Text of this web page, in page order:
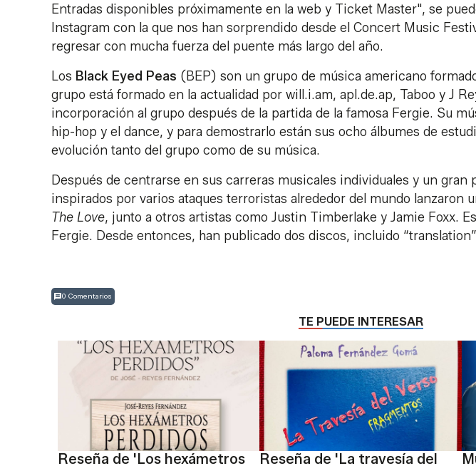
Entradas disponibles próximamente en la web y Ticket Master", se
Instagram con la que nos han sorprendido desde el Concert Music
regresar con mucha fuerza del puente más largo del año.
Los Black Eyed Peas (BEP) son un grupo de música americano
grupo está formado en la actualidad por will.i.am, apl.de.ap, Taboo y J
incorporación al grupo después de la partida de la famosa Fergie. Su
hip-hop y el dance, y para demostrarlo están sus ocho álbumes de
evolución tanto del grupo como de su música.
Después de centrarse en sus carreras musicales individuales y un gran
inspirados por varios ataques terroristas alrededor del mundo lanzaron
The Love, junto a otros artistas como Justin Timberlake y Jamie Foxx.
Fergie. Desde entonces, han publicado dos discos, incluido
0 Comentarios
TE PUEDE INTERESAR
Reseña de 'Los hexámetros
Reseña de 'La travesía del